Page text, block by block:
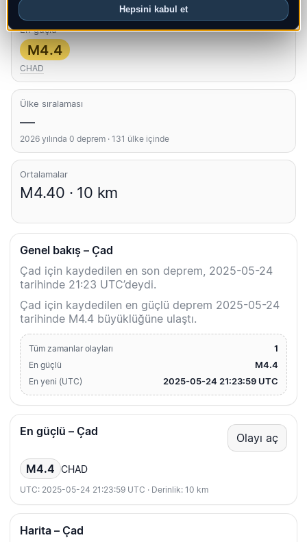
Hepsini kabul et
En güçlü
M4.4
CHAD
Ülke sıralaması
—
2026 yılında 0 deprem · 131 ülke içinde
Ortalamalar
M4.40 · 10 km
Genel bakış – Çad
Çad için kaydedilen en son deprem, 2025-05-24
tarihinde 21:23 UTC’deydi.
Çad için kaydedilen en güçlü deprem 2025-05-24
tarihinde M4.4 büyüklüğüne ulaştı.
Tüm zamanlar olayları 1
En güçlü M4.4
En yeni (UTC) 2025-05-24 21:23:59 UTC
En güçlü – Çad Olayı aç
M4.4 CHAD
UTC: 2025-05-24 21:23:59 UTC · Derinlik: 10 km
Harita – Çad